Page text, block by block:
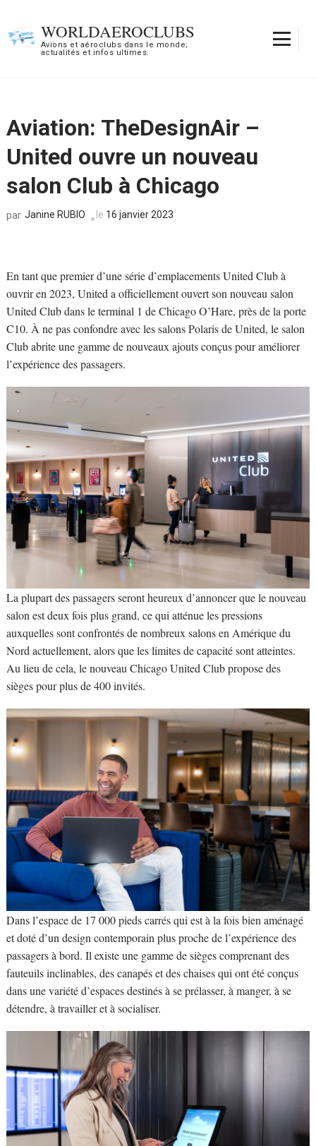
contenu
WORLDAEROCLUBS
Avions et aéroclubs dans le monde;
actualités et infos ultimes.
Aviation: TheDesignAir –
United ouvre un nouveau
salon Club à Chicago
par Janine RUBIO le 16 janvier 2023
En tant que premier d’une série d’emplacements United Club à
ouvrir en 2023, United a officiellement ouvert son nouveau salon
United Club dans le terminal 1 de Chicago O’Hare, près de la porte
C10. À ne pas confondre avec les salons Polaris de United, le salon
Club abrite une gamme de nouveaux ajouts conçus pour améliorer
l’expérience des passagers.
La plupart des passagers seront heureux d’annoncer que le nouveau
salon est deux fois plus grand, ce qui atténue les pressions
auxquelles sont confrontés de nombreux salons en Amérique du
Nord actuellement, alors que les limites de capacité sont atteintes.
Au lieu de cela, le nouveau Chicago United Club propose des
sièges pour plus de 400 invités.
Dans l’espace de 17 000 pieds carrés qui est à la fois bien aménagé
et doté d’un design contemporain plus proche de l’expérience des
passagers à bord. Il existe une gamme de sièges comprenant des
fauteuils inclinables, des canapés et des chaises qui ont été conçus
dans une variété d’espaces destinés à se prélasser, à manger, à se
détendre, à travailler et à socialiser.